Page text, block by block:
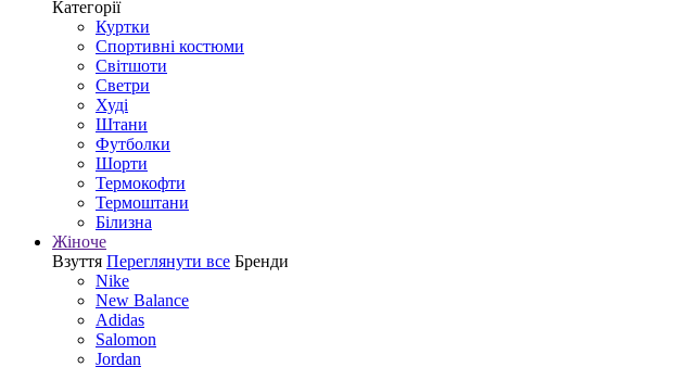
Категорії
Куртки
Спортивні костюми
Світшоти
Светри
Худі
Штани
Футболки
Шорти
Термокофти
Термоштани
Білизна
Жіноче
Взуття Переглянути все Бренди
Nike
New Balance
Adidas
Salomon
Jordan